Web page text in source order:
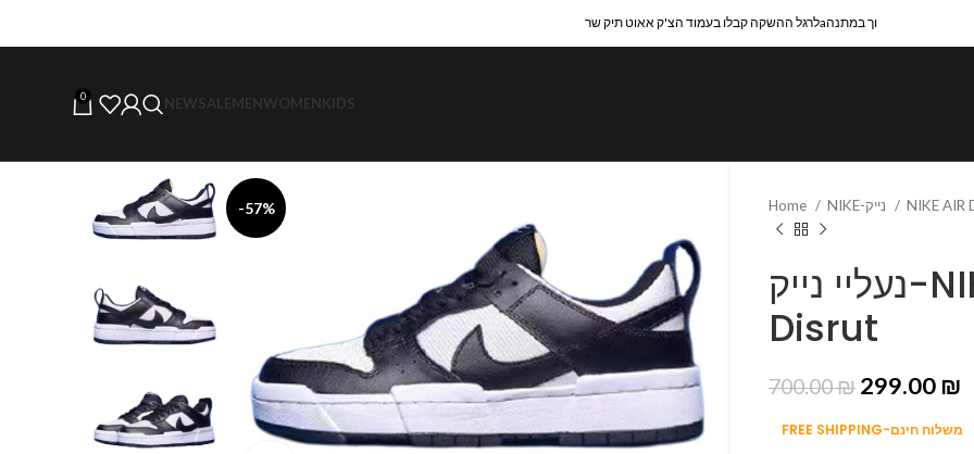
לרגל ההשקה קבלו בעמוד הצ'ק אאוט תיק שרaוך במתנה
0 NEWSALEMENWOMENKIDS
-57% Home NIKE AIR
נעליי נייק-NIKE SB Dunk3 Low
Disrut
700.00₪ 299.00 ₪
FREE SHIPPING-משלוח חינם